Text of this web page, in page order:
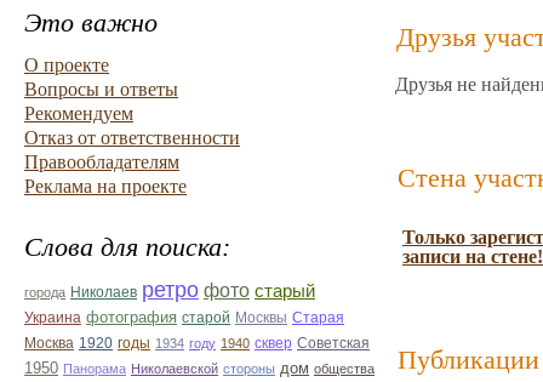
Это важно
О проекте
Вопросы и ответы
Рекомендуем
Отказ от ответственности
Правообладателям
Реклама на проекте
Слова для поиска:
города Николаев ретро фото старый
Украина фотография старой Москвы Старая
Москва 1920 годы 1934 году 1940 сквер Советская
1950 Панорама Николаевской стороны дом общества
Друзья
Друзья не
Стена
Только
записи на стене!
Публикации